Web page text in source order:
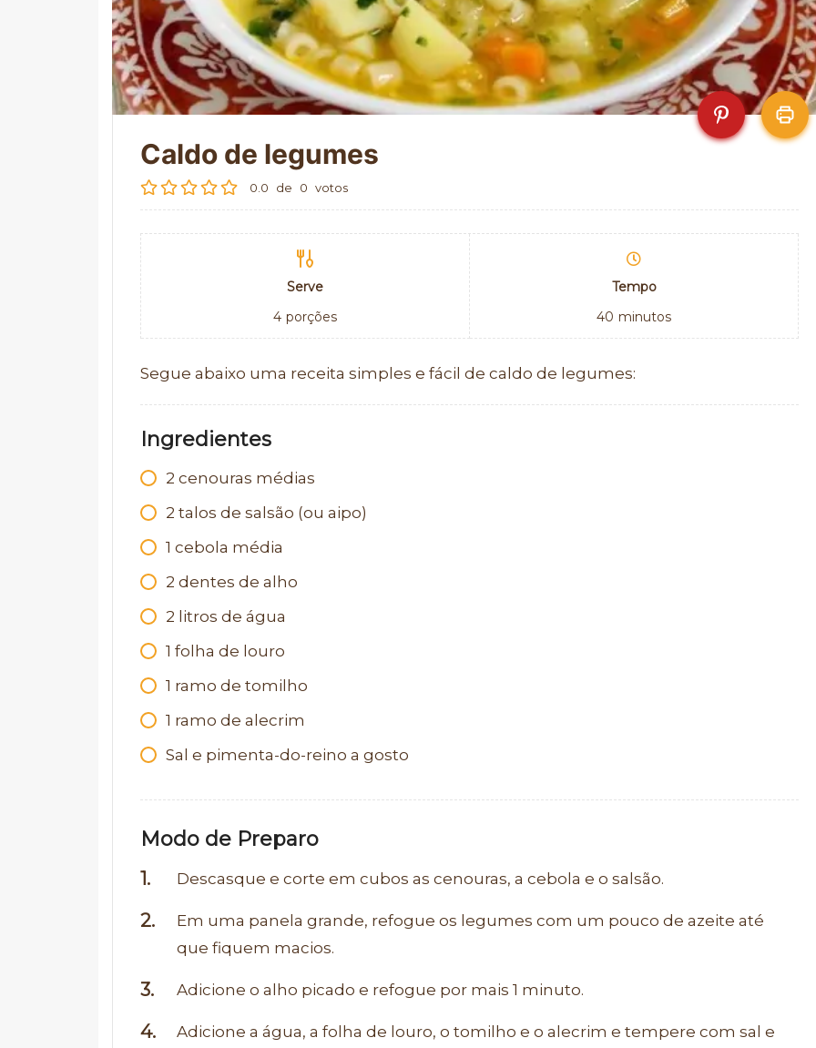
Caldo de legumes
0.0 de 0 votos
Serve
4 porções
Tempo
40 minutos
Segue abaixo uma receita simples e fácil de caldo de legumes:
Ingredientes
2 cenouras médias
2 talos de salsão (ou aipo)
1 cebola média
2 dentes de alho
2 litros de água
1 folha de louro
1 ramo de tomilho
1 ramo de alecrim
Sal e pimenta-do-reino a gosto
Modo de Preparo
Descasque e corte em cubos as cenouras, a cebola e o salsão.
Em uma panela grande, refogue os legumes com um pouco de azeite até
que fiquem macios.
Adicione o alho picado e refogue por mais 1 minuto.
Adicione a água, a folha de louro, o tomilho e o alecrim e tempere com sal e